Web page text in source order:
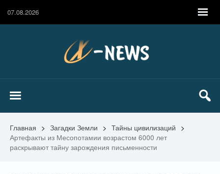
07.08.2026
Главная > Загадки Земли > Тайны цивилизаций >
Артефакты из Месопотамии возрастом 6000 лет
раскрывают тайну зарождения письменности